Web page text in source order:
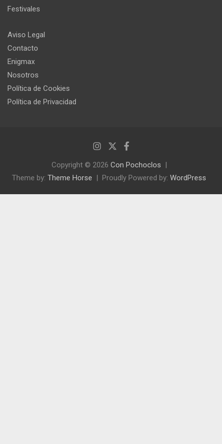
Festivales
Aviso Legal
Contacto
Enigmax
Nosotros
Política de Cookies
Política de Privacidad
Copyright © 2026 Con Pochoclos
Theme by: Theme Horse Proudly Powered by: WordPress